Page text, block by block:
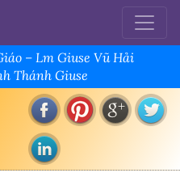
– Lm Giuse Vũ Hải
Thánh Giuse